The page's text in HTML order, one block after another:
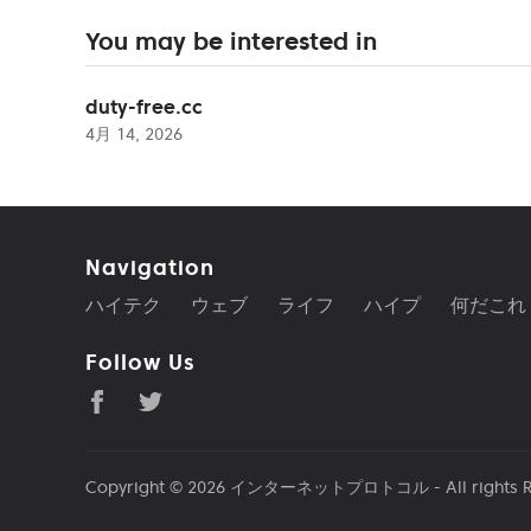
You may be interested in
duty-free.cc
4月 14, 2026
Navigation
ハイテク ウェブ ライフ ハイプ 何だこれ
Follow Us
Copyright © 2026 インターネットプロトコル - All rights